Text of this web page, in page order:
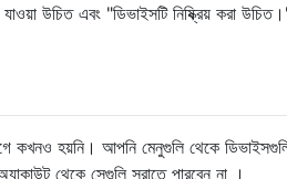
যাওয়া উচিত এবং "ডিভাইসটি নিষ্ক্রিয় করা
কখনও হয়নি। আপনি মেনুগুলি থেকে
থেকে সেগুলি সরাতে পারবেন না ।